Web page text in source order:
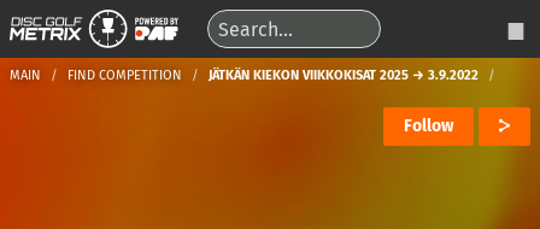
MAIN FIND COMPETITION JÄTKÄN KIEKON VIIKKOKISAT 2025 → 3.9.2022
Follow